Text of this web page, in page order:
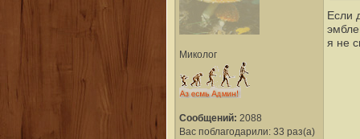
Миколог
Сообщений: 2088
Вас поблагодарили: 33 раз(а)
Если
я не